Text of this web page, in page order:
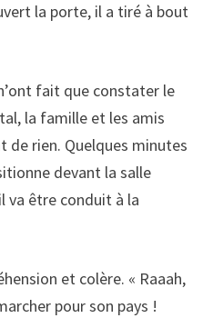
la porte, il a tiré à bout
fait que constater le
la famille et les amis
de rien. Quelques minutes
devant la salle
va être conduit à la
et colère. « Raaah,
pour son pays !